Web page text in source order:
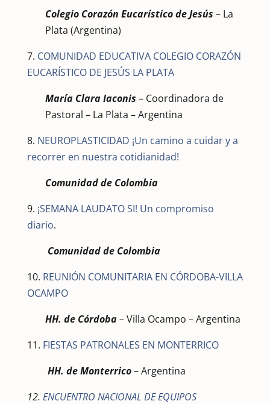
Colegio Corazón Eucarístico de Jesús – La
Plata (Argentina)
7. COMUNIDAD EDUCATIVA COLEGIO CORAZÓN
EUCARÍSTICO DE JESÚS LA PLATA
María Clara Iaconis – Coordinadora de
Pastoral – La Plata – Argentina
8. NEUROPLASTICIDAD ¡Un camino a cuidar y a
recorrer en nuestra cotidianidad!
Comunidad de Colombia
9. ¡SEMANA LAUDATO SI! Un compromiso
diario.
Comunidad de Colombia
10. REUNIÓN COMUNITARIA EN CÓRDOBA-VILLA
OCAMPO
HH. de Córdoba– Villa Ocampo – Argentina
11. FIESTAS PATRONALES EN MONTERRICO
HH. de Monterrico– Argentina
12. ENCUENTRO NACIONAL DE EQUIPOS